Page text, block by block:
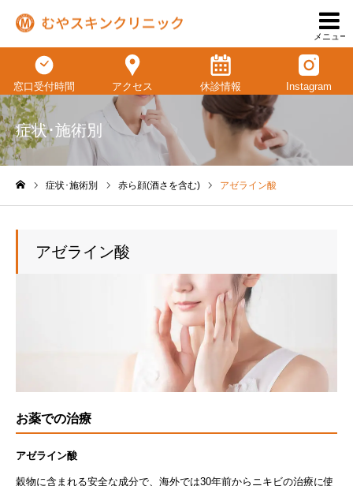
メニュー
窓口受付時間 アクセス 休診情報 Instagram
症状･施術別
症状･施術別 赤ら顔(酒さを含む) アゼライン酸
アゼライン酸
お薬での治療
アゼライン酸
穀物に含まれる安全な成分で、海外では30年前からニキビの治療に使